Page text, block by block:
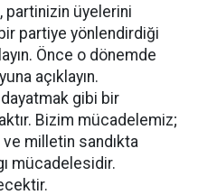
partinizin üyelerini
partiye yönlendirdiği
Önce o dönemde
açıklayın.
gibi bir
Bizim mücadelemiz;
milletin sandıkta
mücadelesidir.